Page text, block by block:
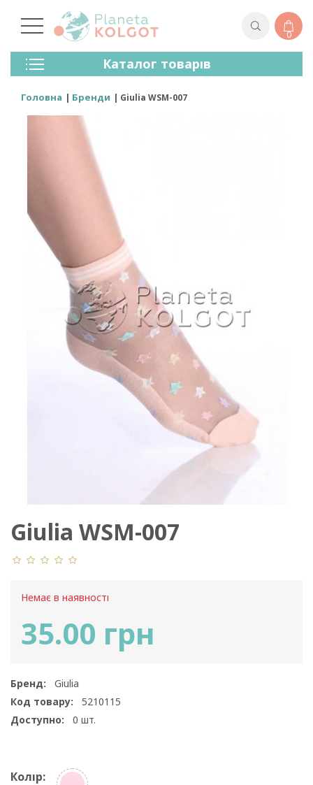
0
Каталог товарів
Колготки
Панчохи
Лосини (легінси)
Шкарпетки Та Гольфи
Спортивний Одяг
Головна Бренди Giulia WSM-007
Giulia WSM-007
Немає в наявності
35.00 грн
Бренд:
Giulia
Код товару:
5210115
Доступно:
0 шт.
Колір: